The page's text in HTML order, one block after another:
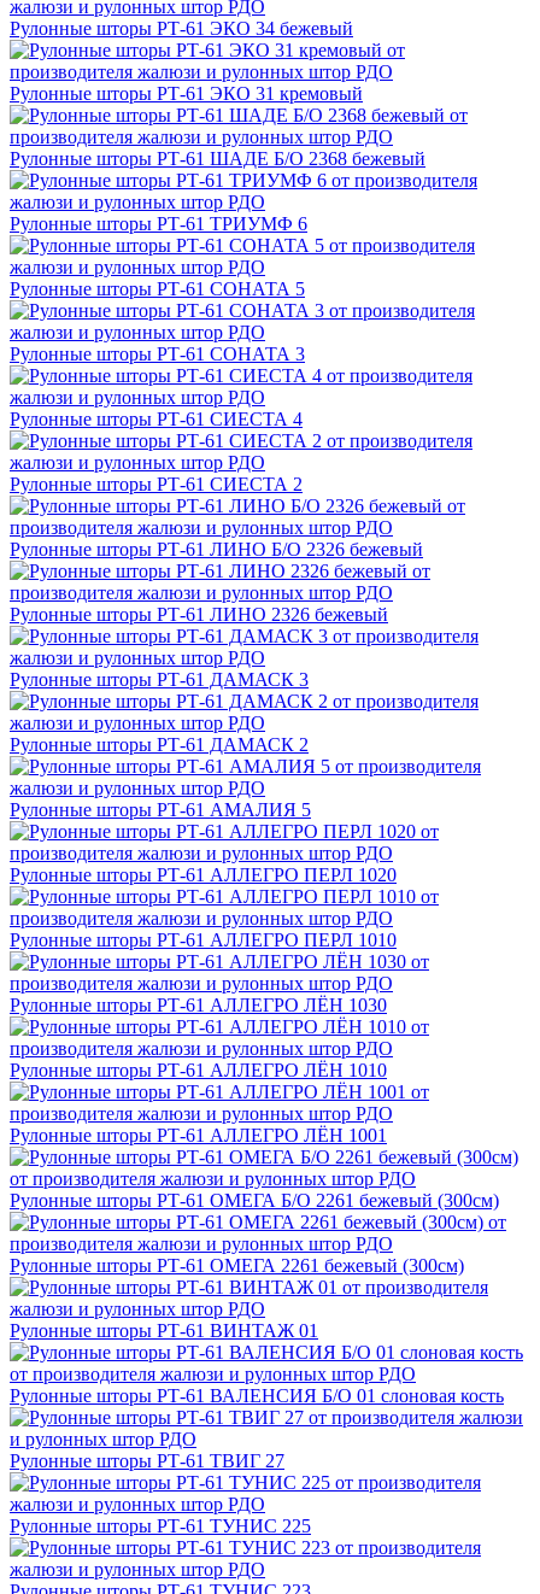
Рулонные шторы РТ-61 ЭКО 34 бежевый
Рулонные шторы РТ-61 ЭКО 31 кремовый
Рулонные шторы РТ-61 ШАДЕ Б/О 2368 бежевый
Рулонные шторы РТ-61 ТРИУМФ 6
Рулонные шторы РТ-61 СОНАТА 5
Рулонные шторы РТ-61 СОНАТА 3
Рулонные шторы РТ-61 СИЕСТА 4
Рулонные шторы РТ-61 СИЕСТА 2
Рулонные шторы РТ-61 ЛИНО Б/О 2326 бежевый
Рулонные шторы РТ-61 ЛИНО 2326 бежевый
Рулонные шторы РТ-61 ДАМАСК 3
Рулонные шторы РТ-61 ДАМАСК 2
Рулонные шторы РТ-61 АМАЛИЯ 5
Рулонные шторы РТ-61 АЛЛЕГРО ПЕРЛ 1020
Рулонные шторы РТ-61 АЛЛЕГРО ПЕРЛ 1010
Рулонные шторы РТ-61 АЛЛЕГРО ЛЁН 1030
Рулонные шторы РТ-61 АЛЛЕГРО ЛЁН 1010
Рулонные шторы РТ-61 АЛЛЕГРО ЛЁН 1001
Рулонные шторы РТ-61 ОМЕГА Б/О 2261 бежевый (300см)
Рулонные шторы РТ-61 ОМЕГА 2261 бежевый (300см)
Рулонные шторы РТ-61 ВИНТАЖ 01
Рулонные шторы РТ-61 ВАЛЕНСИЯ Б/О 01 слоновая кость
Рулонные шторы РТ-61 ТВИГ 27
Рулонные шторы РТ-61 ТУНИС 225